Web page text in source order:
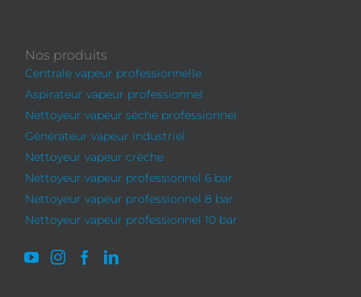
Nos produits
Centrale vapeur professionnelle
Aspirateur vapeur professionnel
Nettoyeur vapeur sèche professionnel
Générateur vapeur industriel
Nettoyeur vapeur crèche
Nettoyeur vapeur professionnel 6 bar
Nettoyeur vapeur professionnel 8 bar
Nettoyeur vapeur professionnel 10 bar